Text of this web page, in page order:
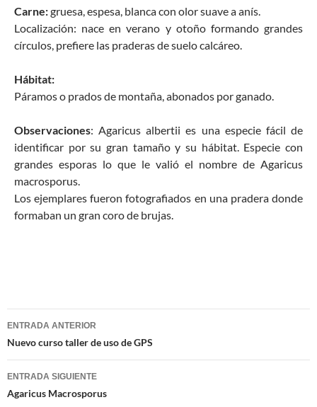
Carne:gruesa, espesa, blanca con olor suave a anís.
Localización: nace en verano y otoño formando grandes
círculos, prefiere las praderas de suelo calcáreo.
Hábitat:
Páramos o prados de montaña, abonados por ganado.
Observaciones: Agaricus albertii es una especie fácil de
identificar por su gran tamaño y su hábitat. Especie con
grandes esporas lo que le valió el nombre de Agaricus
macrosporus.
Los ejemplares fueron fotografiados en una pradera donde
formaban un gran coro de brujas.
Navegación
de
entradas
ENTRADA ANTERIOR
Nuevo curso taller de uso de GPS
ENTRADA SIGUIENTE
Agaricus Macrosporus